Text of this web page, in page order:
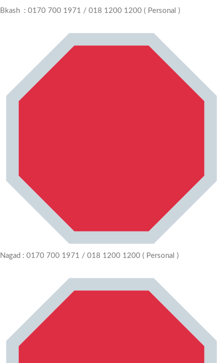
Bkash : 0170 700 1971 / 018 1200 1200 ( Personal )
Nagad : 0170 700 1971 / 018 1200 1200 ( Personal )